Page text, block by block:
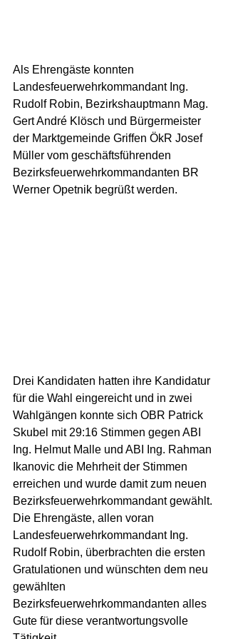
Als Ehrengäste konnten
Landesfeuerwehrkommandant Ing.
Rudolf Robin, Bezirkshauptmann Mag.
Gert André Klösch und Bürgermeister
der Marktgemeinde Griffen ÖkR Josef
Müller vom geschäftsführenden
Bezirksfeuerwehrkommandanten BR
Werner Opetnik begrüßt werden.
Drei Kandidaten hatten ihre Kandidatur
für die Wahl eingereicht und in zwei
Wahlgängen konnte sich OBR Patrick
Skubel mit 29:16 Stimmen gegen ABI
Ing. Helmut Malle und ABI Ing. Rahman
Ikanovic die Mehrheit der Stimmen
erreichen und wurde damit zum neuen
Bezirksfeuerwehrkommandant gewählt.
Die Ehrengäste, allen voran
Landesfeuerwehrkommandant Ing.
Rudolf Robin, überbrachten die ersten
Gratulationen und wünschten dem neu
gewählten
Bezirksfeuerwehrkommandanten alles
Gute für diese verantwortungsvolle